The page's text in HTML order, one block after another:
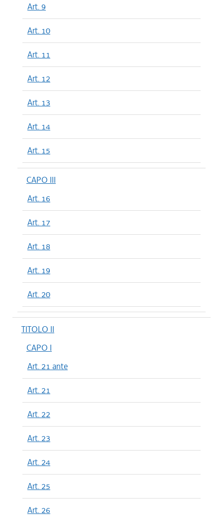
Art. 9
Art. 10
Art. 11
Art. 12
Art. 13
Art. 14
Art. 15
CAPO III
Art. 16
Art. 17
Art. 18
Art. 19
Art. 20
TITOLO II
CAPO I
Art. 21 ante
Art. 21
Art. 22
Art. 23
Art. 24
Art. 25
Art. 26